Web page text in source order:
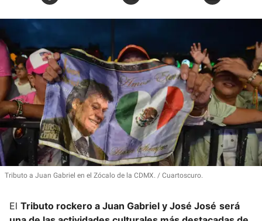
Tributo a Juan Gabriel en el Zócalo de la CDMX. Cuartoscuro.
El Tributo rockero a Juan Gabriel y José José será